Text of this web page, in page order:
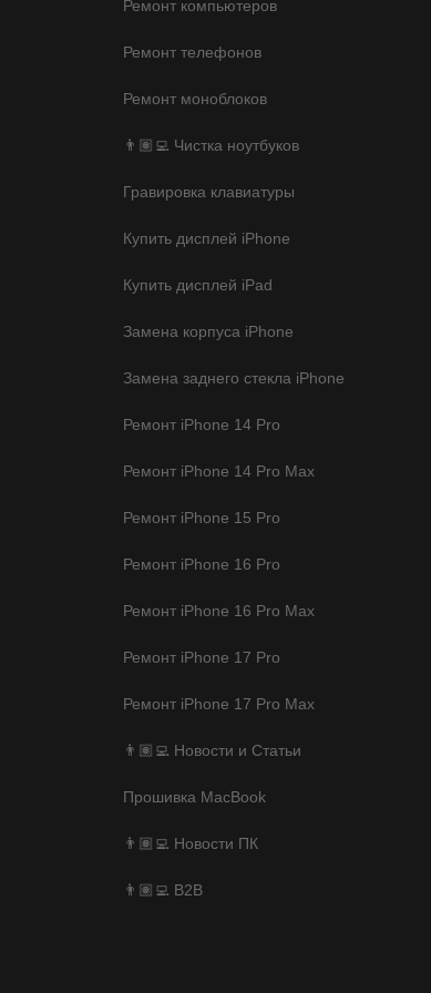
Ремонт компьютеров
Ремонт телефонов
Ремонт моноблоков
👨🏽‍💻 Чистка ноутбуков
Гравировка клавиатуры
Купить дисплей iPhone
Купить дисплей iPad
Замена корпуса iPhone
Замена заднего стекла iPhone
Ремонт iPhone 14 Pro
Ремонт iPhone 14 Pro Max
Ремонт iPhone 15 Pro
Ремонт iPhone 16 Pro
Ремонт iPhone 16 Pro Max
Ремонт iPhone 17 Pro
Ремонт iPhone 17 Pro Max
👨🏽‍💻 Новости и Статьи
Прошивка MacBook
👨🏽‍💻 Новости ПК
👨🏽‍💻 B2B